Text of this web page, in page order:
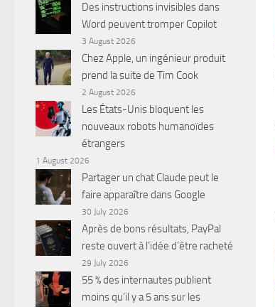
Des instructions invisibles dans
Word peuvent tromper Copilot
3 August 2026
Chez Apple, un ingénieur produit
prend la suite de Tim Cook
2 August 2026
Les États-Unis bloquent les
nouveaux robots humanoïdes
étrangers
1 August 2026
Partager un chat Claude peut le
faire apparaître dans Google
30 July 2026
Après de bons résultats, PayPal
reste ouvert à l’idée d’être racheté
29 July 2026
55 % des internautes publient
moins qu’il y a 5 ans sur les